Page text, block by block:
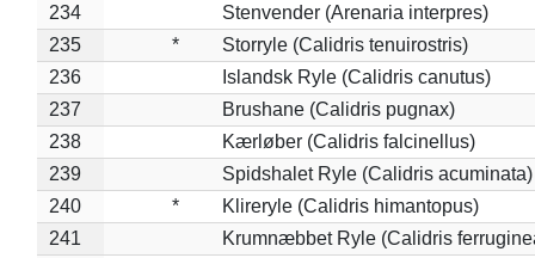
234
Stenvender (Arenaria interpres)
235
*
Storryle (Calidris tenuirostris)
236
Islandsk Ryle (Calidris canutus)
237
Brushane (Calidris pugnax)
238
Kærløber (Calidris falcinellus)
239
Spidshalet Ryle (Calidris acuminata)
240
*
Klireryle (Calidris himantopus)
241
Krumnæbbet Ryle (Calidris